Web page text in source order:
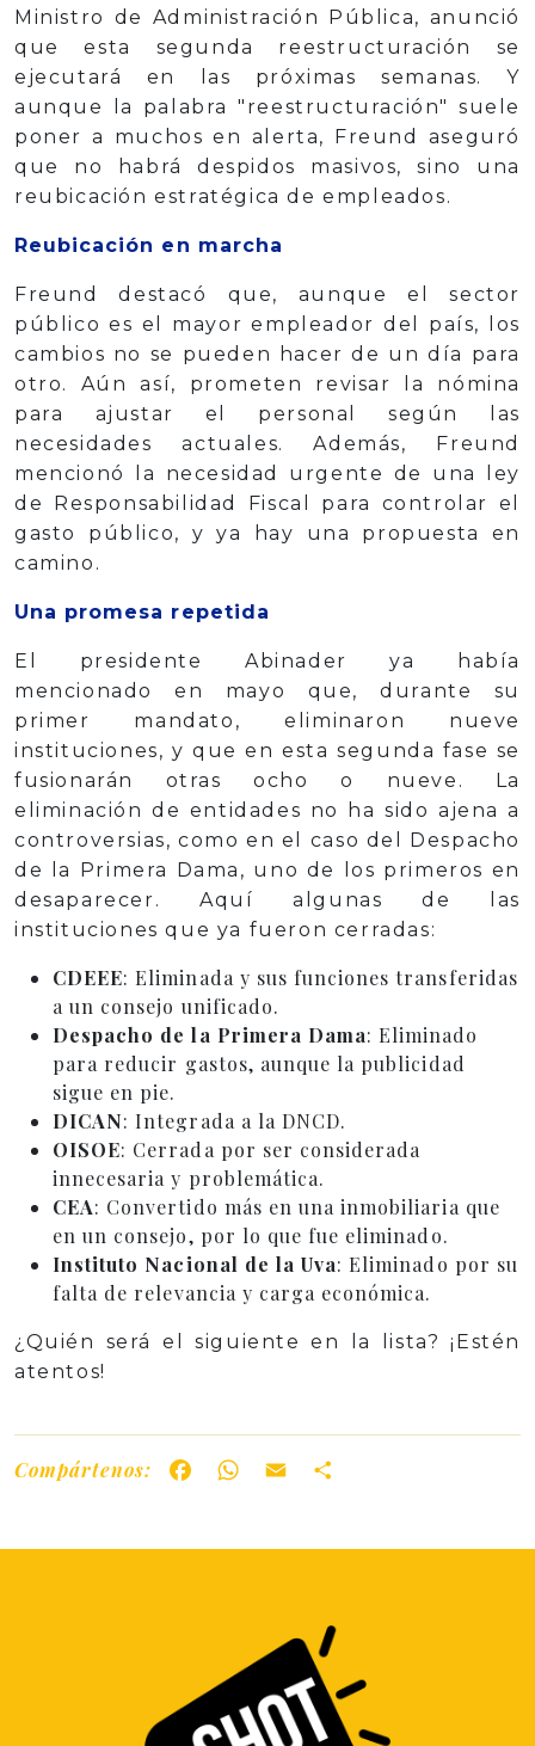
Ministro de Administración Pública, anunció
que esta segunda reestructuración se
ejecutará en las próximas semanas. Y
aunque la palabra "reestructuración" suele
poner a muchos en alerta, Freund aseguró
que no habrá despidos masivos, sino una
reubicación estratégica de empleados.
Reubicación en marcha
Freund destacó que, aunque el sector
público es el mayor empleador del país, los
cambios no se pueden hacer de un día para
otro. Aún así, prometen revisar la nómina
para ajustar el personal según las
necesidades actuales. Además, Freund
mencionó la necesidad urgente de una ley
de Responsabilidad Fiscal para controlar el
gasto público, y ya hay una propuesta en
camino.
Una promesa repetida
El presidente Abinader ya había
mencionado en mayo que, durante su
primer mandato, eliminaron nueve
instituciones, y que en esta segunda fase se
fusionarán otras ocho o nueve. La
eliminación de entidades no ha sido ajena a
controversias, como en el caso del Despacho
de la Primera Dama, uno de los primeros en
desaparecer. Aquí algunas de las
instituciones que ya fueron cerradas:
CDEEE: Eliminada y sus funciones transferidas
a un consejo unificado.
Despacho de la Primera Dama: Eliminado
para reducir gastos, aunque la publicidad
sigue en pie.
DICAN: Integrada a la DNCD.
OISOE: Cerrada por ser considerada
innecesaria y problemática.
CEA: Convertido más en una inmobiliaria que
en un consejo, por lo que fue eliminado.
Instituto Nacional de la Uva: Eliminado por su
falta de relevancia y carga económica.
¿Quién será el siguiente en la lista? ¡Estén
atentos!
Compártenos: FacebookWhatsApp
Email